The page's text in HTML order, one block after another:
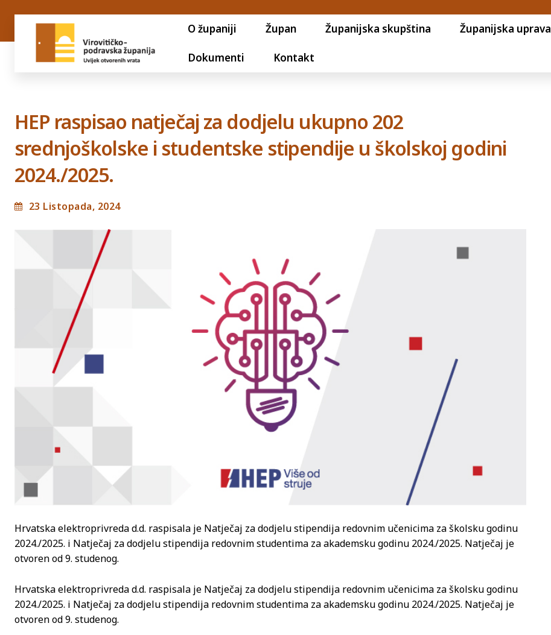
O županiji Župan Županijska skupština Županijska uprava
Dokumenti Kontakt
HEP raspisao natječaj za dodjelu ukupno 202
srednjoškolske i studentske stipendije u školskoj godini
2024./2025.
23 Listopada, 2024
Hrvatska elektroprivreda d.d. raspisala je Natječaj za dodjelu stipendija redovnim učenicima za školsku godinu
2024./2025. i Natječaj za dodjelu stipendija redovnim studentima za akademsku godinu 2024./2025. Natječaj je
otvoren od 9. studenog.
Hrvatska elektroprivreda d.d. raspisala je Natječaj za dodjelu stipendija redovnim učenicima za školsku godinu
2024./2025. i Natječaj za dodjelu stipendija redovnim studentima za akademsku godinu 2024./2025. Natječaj je
otvoren od 9. studenog.